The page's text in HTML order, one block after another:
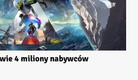
4 miliony nabywców